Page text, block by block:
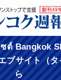
ต์ Bangkok
サイト（タ
ら